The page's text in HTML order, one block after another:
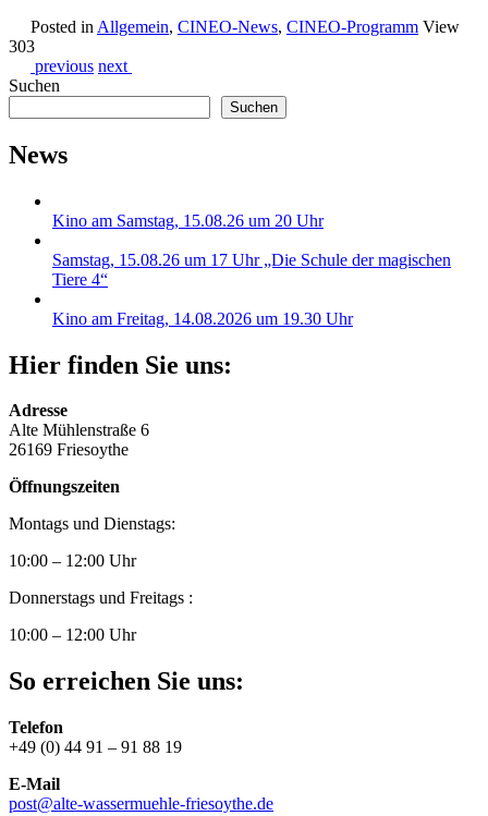
Posted in Allgemein, CINEO-News, CINEO-Programm View
303
previous next
Suchen
Suchen
News
Kino am Samstag, 15.08.26 um 20 Uhr
Samstag, 15.08.26 um 17 Uhr „Die Schule der magischen
Tiere 4“
Kino am Freitag, 14.08.2026 um 19.30 Uhr
Hier finden Sie uns:
Adresse
Alte Mühlenstraße 6
26169 Friesoythe
Öffnungszeiten
Montags und Dienstags:
10:00 – 12:00 Uhr
Donnerstags und Freitags :
10:00 – 12:00 Uhr
So erreichen Sie uns:
Telefon
+49 (0) 44 91 – 91 88 19
E-Mail
post@alte-wassermuehle-friesoythe.de